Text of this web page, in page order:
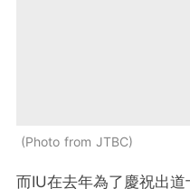
Photo from JTBC
而IU在去年為了慶祝出